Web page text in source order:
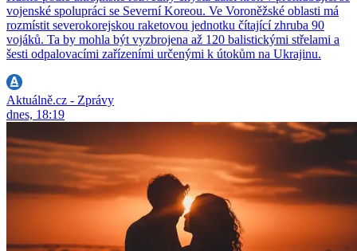
vojenské spolupráci se Severní Koreou. Ve Voroněžské oblasti má
rozmístit severokorejskou raketovou jednotku čítající zhruba 90
vojáků. Ta by mohla být vyzbrojena až 120 balistickými střelami a
šesti odpalovacími zařízeními určenými k útokům na Ukrajinu.
Aktuálně.cz - Zprávy
dnes, 18:19